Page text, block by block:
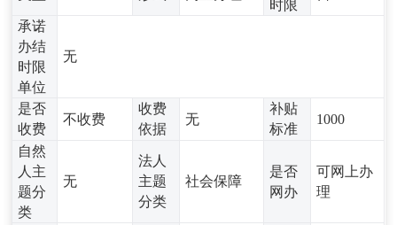
时限
承诺
办结
时限
单位
无
是否
收费
不收费
收费
依据
无
补贴
标准
1000
自然
人主
题分
类
无
法人
主题
分类
社会保障
是否
网办
可网上办
理